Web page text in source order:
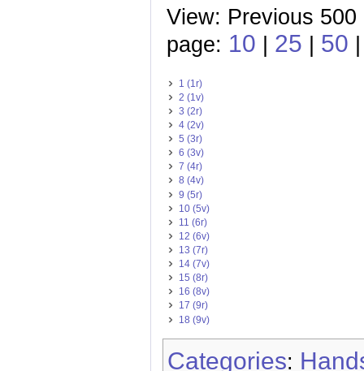
View: Previous
page: 10 25 50
1 (1r)
2 (1v)
3 (2r)
4 (2v)
5 (3r)
6 (3v)
7 (4r)
8 (4v)
9 (5r)
10 (5v)
11 (6r)
12 (6v)
13 (7r)
14 (7v)
15 (8r)
16 (8v)
17 (9r)
18 (9v)
Categories: